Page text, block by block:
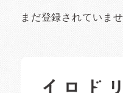
まだ登録されていませ
日常の様子など随時更新中